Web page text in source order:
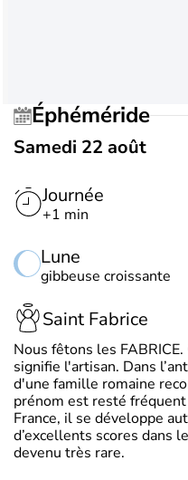
Éphéméride
Samedi 22 août
Journée
+1 min
Lune
gibbeuse croissante
Saint Fabrice
Nous fêtons les
signifie l'artisan. Dans
d'une famille romaine
prénom est resté
France, il se développe
d’excellents scores dans
devenu très rare.